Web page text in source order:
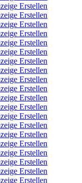
Erstellen
Erstellen
Erstellen
Erstellen
Erstellen
Erstellen
Erstellen
Erstellen
Erstellen
Erstellen
Erstellen
Erstellen
Erstellen
Erstellen
Erstellen
Erstellen
Erstellen
Erstellen
Erstellen
Erstellen